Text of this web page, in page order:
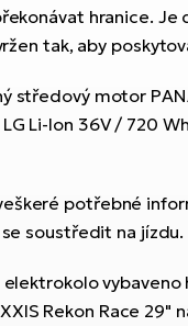
hranice.
tak, aby
středový motor
Li-Ion 36V / 720
potřebné
soustředit na jízdu.
Rekon Race